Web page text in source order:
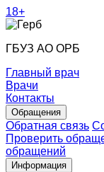
18+
ГБУЗ АО ОРБ
Главный врач
Врачи
Контакты
Обращения
Обратная связь
Проверить
обращений
Информация